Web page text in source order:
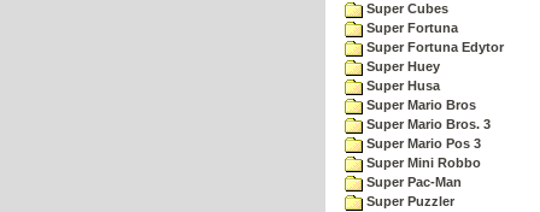
Super Cubes
Super Fortuna
Super Fortuna Edytor
Super Huey
Super Husa
Super Mario Bros
Super Mario Bros. 3
Super Mario Pos 3
Super Mini Robbo
Super Pac-Man
Super Puzzler